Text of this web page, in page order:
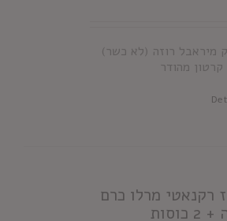
מיראבל רוזה (לא כשר)
מהודר
רקנאטי מרלו כרם